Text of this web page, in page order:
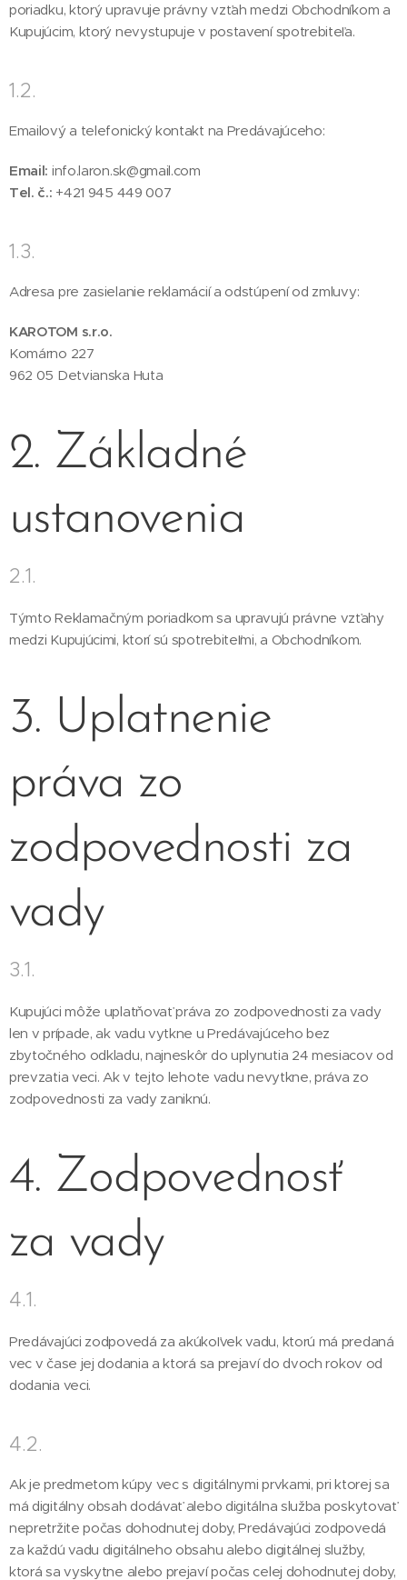
poriadku, ktorý upravuje právny vzťah medzi Obchodníkom a
Kupujúcim, ktorý nevystupuje v postavení spotrebiteľa.
1.2.
Emailový a telefonický kontakt na Predávajúceho:
Email: info.laron.sk@gmail.com
Tel. č.: +421 945 449 007
1.3.
Adresa pre zasielanie reklamácií a odstúpení od zmluvy:
KAROTOM s.r.o.
Komárno 227
962 05 Detvianska Huta
2. Základné
ustanovenia
2.1.
Týmto Reklamačným poriadkom sa upravujú právne vzťahy
medzi Kupujúcimi, ktorí sú spotrebiteľmi, a Obchodníkom.
3. Uplatnenie
práva zo
zodpovednosti za
vady
3.1.
Kupujúci môže uplatňovať práva zo zodpovednosti za vady
len v prípade, ak vadu vytkne u Predávajúceho bez
zbytočného odkladu, najneskôr do uplynutia 24 mesiacov od
prevzatia veci. Ak v tejto lehote vadu nevytkne, práva zo
zodpovednosti za vady zaniknú.
4. Zodpovednosť
za vady
4.1.
Predávajúci zodpovedá za akúkoľvek vadu, ktorú má predaná
vec v čase jej dodania a ktorá sa prejaví do dvoch rokov od
dodania veci.
4.2.
Ak je predmetom kúpy vec s digitálnymi prvkami, pri ktorej sa
má digitálny obsah dodávať alebo digitálna služba poskytovať
nepretržite počas dohodnutej doby, Predávajúci zodpovedá
za každú vadu digitálneho obsahu alebo digitálnej služby,
ktorá sa vyskytne alebo prejaví počas celej dohodnutej doby,